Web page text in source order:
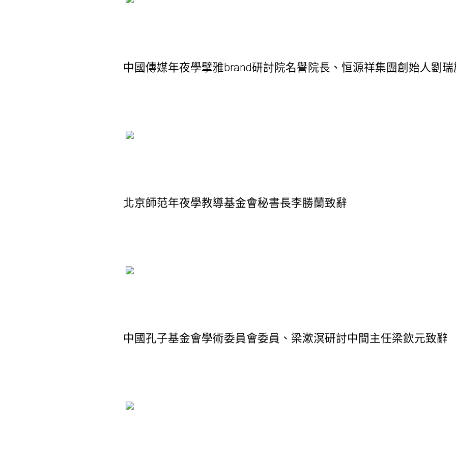
中國傳媒年夜學擘雅brand研討院名譽院長、恒源祥集團創始人劉
北京師范年夜學教導基金會秘書長李勝蘭致辭
中國孔子基金會學術委員會委員、梁漱溟研討中間主任梁欽元致辭